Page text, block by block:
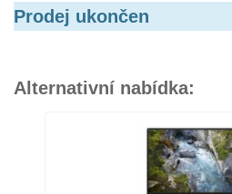
Prodej ukončen
Alternativní nabídka: